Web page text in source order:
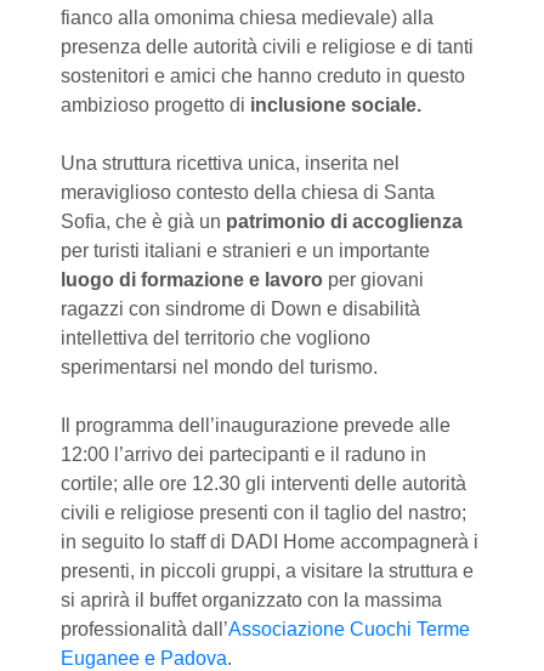
fianco alla omonima chiesa medievale) alla
presenza delle autorità civili e religiose e di tanti
sostenitori e amici che hanno creduto in questo
ambizioso progetto di inclusione sociale.
Una struttura ricettiva unica, inserita nel
meraviglioso contesto della chiesa di Santa
Sofia, che è già un patrimonio di accoglienza
per turisti italiani e stranieri e un importante
luogo di formazione e lavoro per giovani
ragazzi con sindrome di Down e disabilità
intellettiva del territorio che vogliono
sperimentarsi nel mondo del turismo.
Il programma dell’inaugurazione prevede alle
12:00 l’arrivo dei partecipanti e il raduno in
cortile; alle ore 12.30 gli interventi delle autorità
civili e religiose presenti con il taglio del nastro;
in seguito lo staff di DADI Home accompagnerà i
presenti, in piccoli gruppi, a visitare la struttura e
si aprirà il buffet organizzato con la massima
professionalità dall’Associazione Cuochi Terme
Euganee e Padova.